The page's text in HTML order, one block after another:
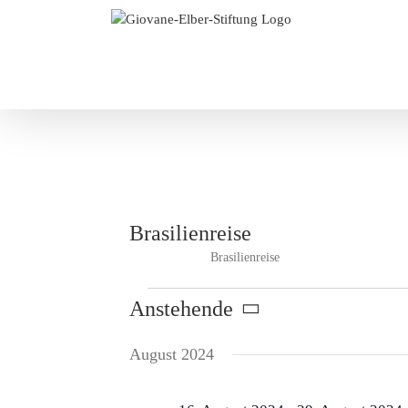
Brasilienreise
Brasilienreise
Veranstaltungen
Anstehende
wählen.
August 2024